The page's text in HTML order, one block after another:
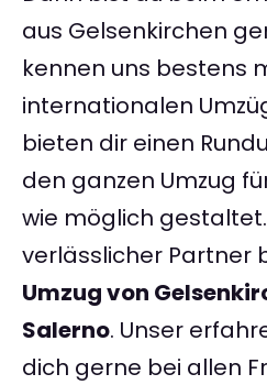
aus Gelsenkirchen
kennen uns bestens
internationalen
bieten dir einen
den ganzen Umzug
wie möglich
verlässlicher Partner
Umzug von
Salerno. Unser
dich gerne bei allen